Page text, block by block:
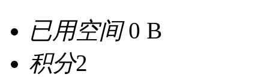
已用空间0 B
积分2